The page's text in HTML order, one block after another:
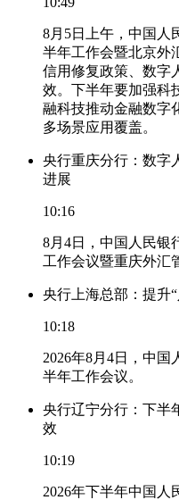
8月5日上午，中国人
半年工作会暨北京外
信用修复政策、数字
效。下半年要加强科
融科技推动金融数字
多场景应用覆盖。
央行重庆分行：数字
进展
10:16
8月4日，中国人民银
工作会议暨重庆外汇
央行上海总部：提升
10:18
2026年8月4日，中国
半年工作会议。
央行辽宁分行：下半
效
10:19
2026年下半年中国人